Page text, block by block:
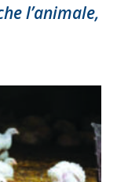
l’animale,